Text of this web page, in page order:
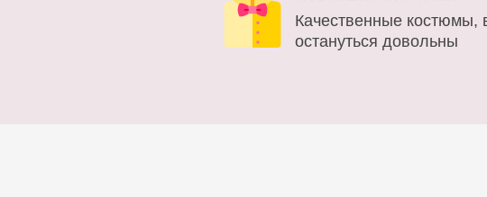
Качественные костюмы,
остануться довольны